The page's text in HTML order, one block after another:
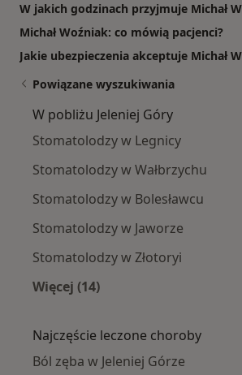
W jakich godzinach przyjmuje Michał
Michał Woźniak: co mówią pacjenci?
Jakie ubezpieczenia akceptuje Michał
Powiązane wyszukiwania
W pobliżu Jeleniej Góry
Stomatolodzy w Legnicy
Stomatolodzy w Wałbrzychu
Stomatolodzy w Bolesławcu
Stomatolodzy w Jaworze
Stomatolodzy w Złotoryi
Więcej (14)
Najczęście leczone choroby
Ból zęba w Jeleniej Górze